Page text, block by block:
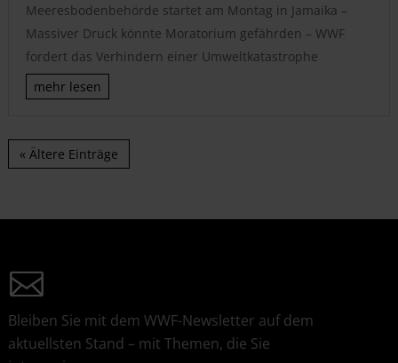
Meeresbodenbehörde startet am Montag in Jamaika –
Massiver Druck könnte Moratorium gefährden – WWF
fordert das Verhindern einer Umweltkatastrophe
mehr lesen
« Ältere Einträge
Bleiben Sie mit dem WWF-Newsletter auf dem
aktuellsten Stand – mit Themen, die Sie